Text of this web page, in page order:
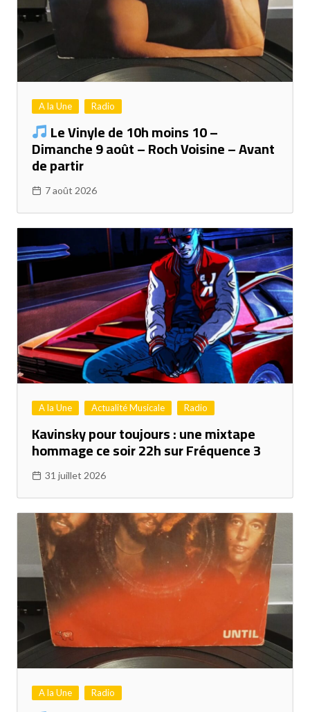
A la Une Radio
Le Vinyle de 10h moins 10 –
Dimanche 9 août – Roch Voisine – Avant
de partir
7 août 2026
A la Une Actualité Musicale Radio
Kavinsky pour toujours : une mixtape
hommage ce soir 22h sur Fréquence 3
31 juillet 2026
A la Une Radio